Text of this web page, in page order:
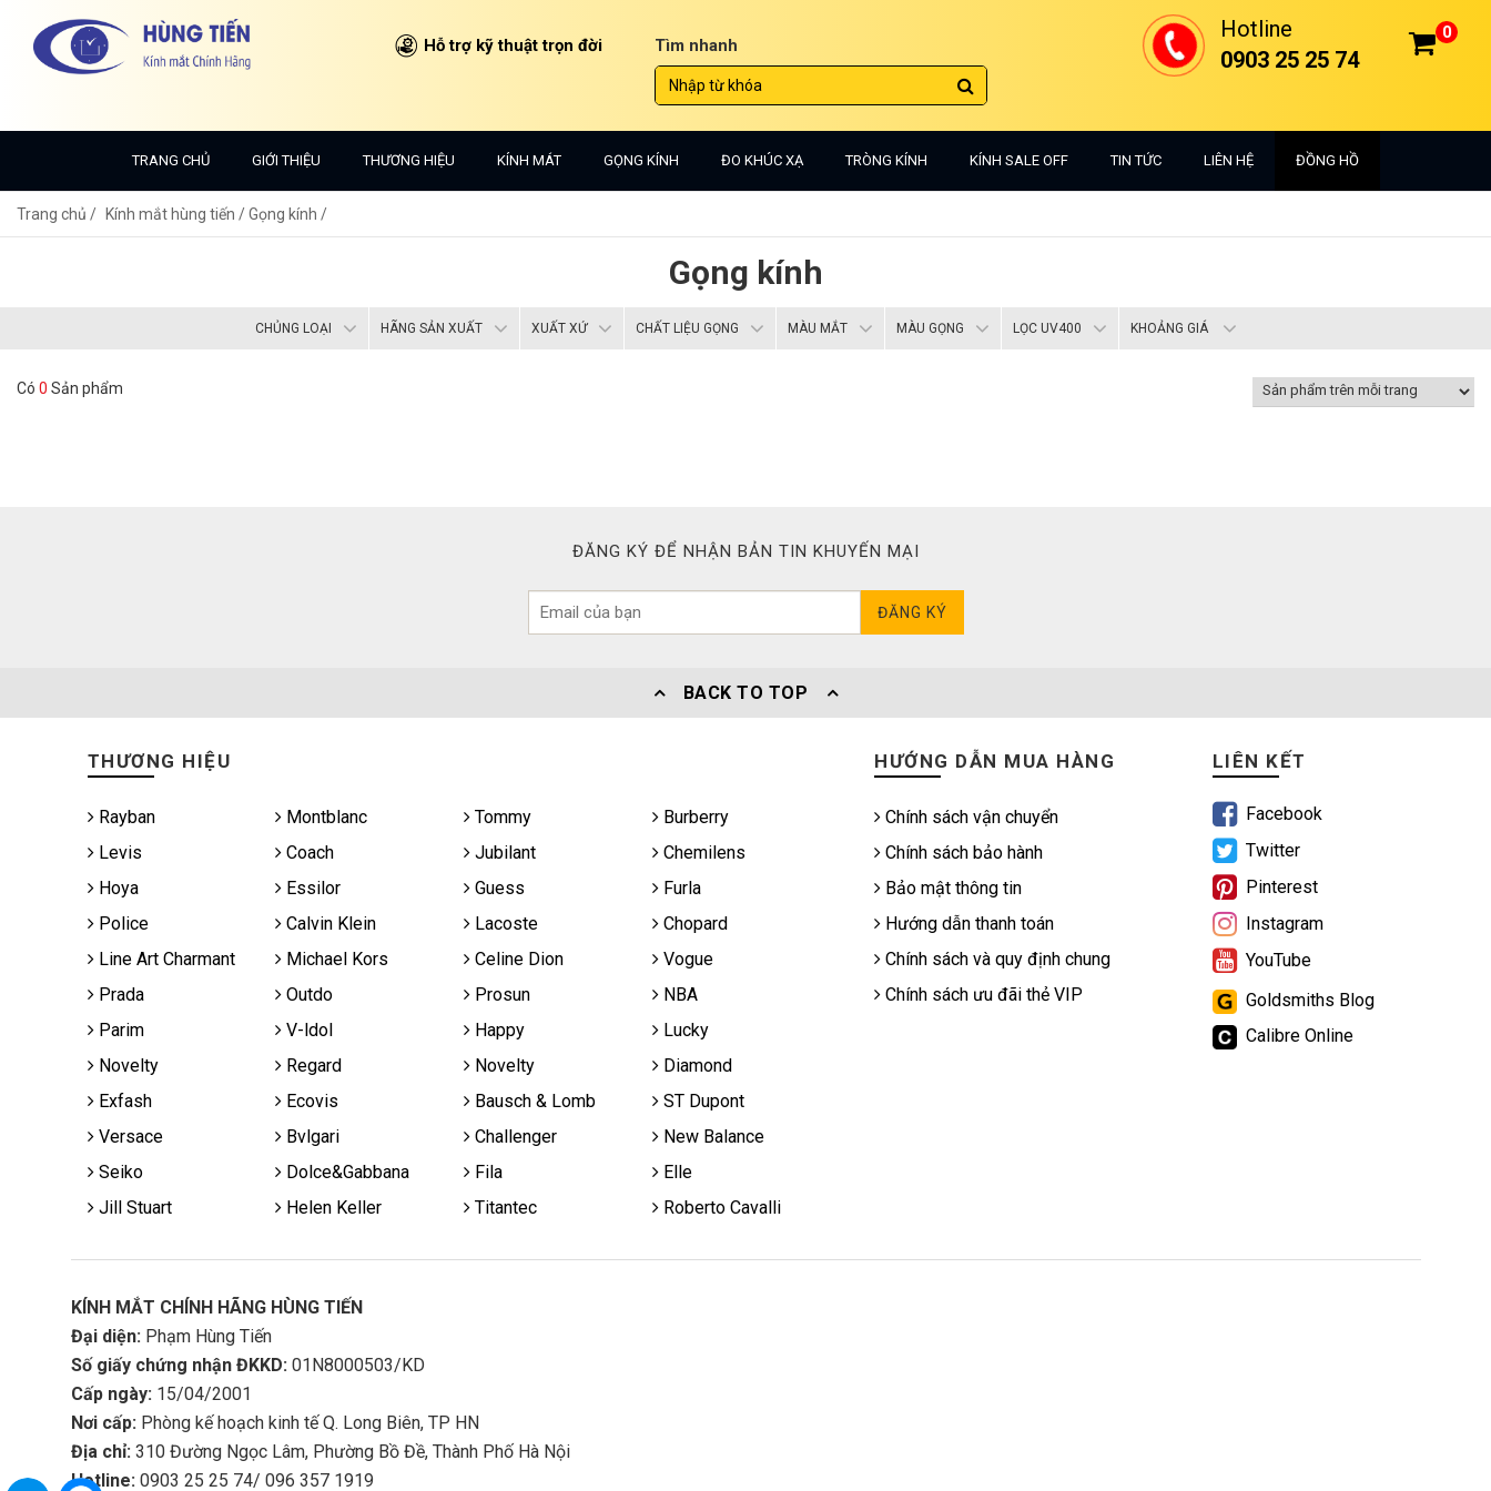
Hỗ trợ kỹ thuật trọn đời Tìm nhanh
0
Hotline
0903 25 25 74
TRANG CHỦ GIỚI THIỆU THƯƠNG HIỆU KÍNH MÁT GỌNG KÍNH ĐO KHÚC XẠ TRÒNG KÍNH KÍNH SALE OFF TIN TỨC LIÊN HỆ ĐỒNG HỒ
Trang chủ Kính mắt hùng tiến /Gọng kính /
Gọng kính
CHỦNG LOẠI HÃNG SẢN XUẤT XUẤT XỨ CHẤT LIỆU GỌNG MÀU MẮT MÀU GỌNG LỌC UV400 KHOẢNG GIÁ
Có 0 Sản phẩm
ĐĂNG KÝ ĐỂ NHẬN BẢN TIN KHUYẾN MẠI
ĐĂNG KÝ
BACK TO TOP
THƯƠNG HIỆU
Rayban Montblanc Tommy
Burberry
Levis
Coach Jubilant
Chemilens
Hoya
Essilor Guess
Furla
Police
Calvin Klein Lacoste
Chopard
Line Art Charmant
Michael Kors Celine Dion
Vogue
Prada
Outdo Prosun
NBA
Parim
V-ldol Happy
Lucky
Novelty
Regard Novelty
Diamond
Exfash
Ecovis Bausch & Lomb
ST Dupont
Versace
Bvlgari Challenger
New Balance
Seiko
Dolce&Gabbana Fila
Elle
Jill Stuart
Helen Keller Titantec Roberto Cavalli
HƯỚNG DẪN MUA HÀNG
Chính sách vận chuyển
Chính sách bảo hành
Bảo mật thông tin
Hướng dẫn thanh toán
Chính sách và quy định chung
Chính sách ưu đãi thẻ VIP
LIÊN KẾT
Facebook
Twitter
Pinterest
Instagram
YouTube
Goldsmiths Blog
Calibre Online
KÍNH MẮT CHÍNH HÃNG HÙNG TIẾN
Đại diện:Phạm Hùng Tiến
Số giấy chứng nhận ĐKKD: 01N8000503/KD
Cấp ngày:15/04/2001
Nơi cấp: Phòng kế hoạch kinh tế Q. Long Biên, TP HN
Địa chỉ:310 Đường Ngọc Lâm, Phường Bồ Đề, Thành Phố Hà Nội
Hotline:0903 25 25 74/ 096 357 1919